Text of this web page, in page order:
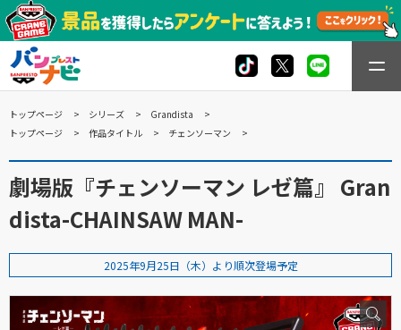
トップページ シリーズ
Grandista
トップページ
作品タイトル チェンソーマン
劇場版『チェンソーマン レゼ篇』 Gran
dista-CHAINSAW MAN-
2025年9月25日（木）より順次登場予定